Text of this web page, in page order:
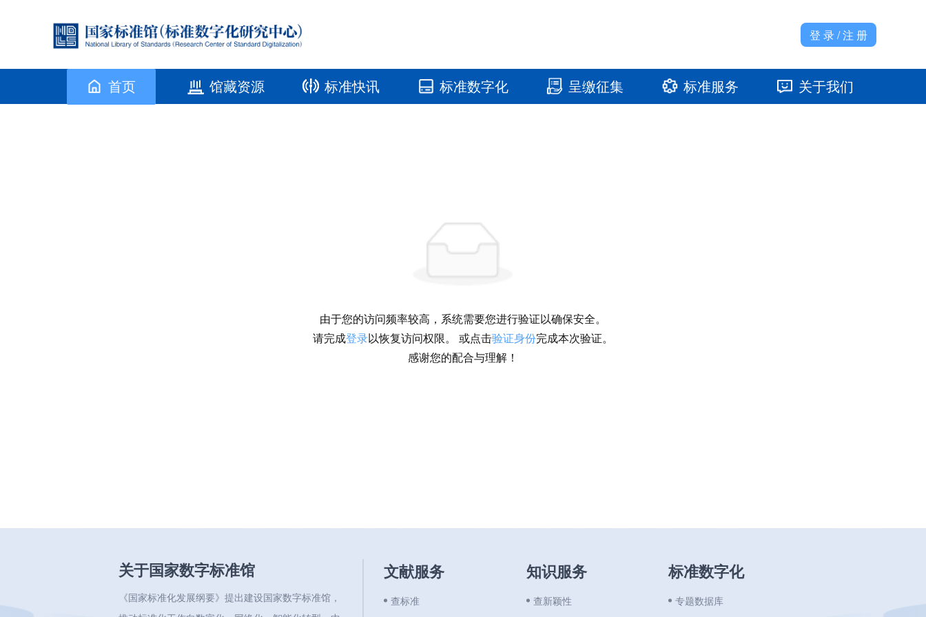
登 录 / 注 册
首页 馆藏资源 标准快讯 标准数字化 呈缴征集 标准服务 关于我们
由于您的访问频率较高，系统需要您进行验证以确保安全。
请完成登录以恢复访问权限。 或点击验证身份完成本次验证。
感谢您的配合与理解！
关于国家数字标准馆
《国家标准化发展纲要》提出建设国家数字标准馆，
文献服务
查标准
知识服务
查新颖性
标准数字化
专题数据库